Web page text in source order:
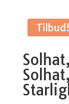
Tilbud!